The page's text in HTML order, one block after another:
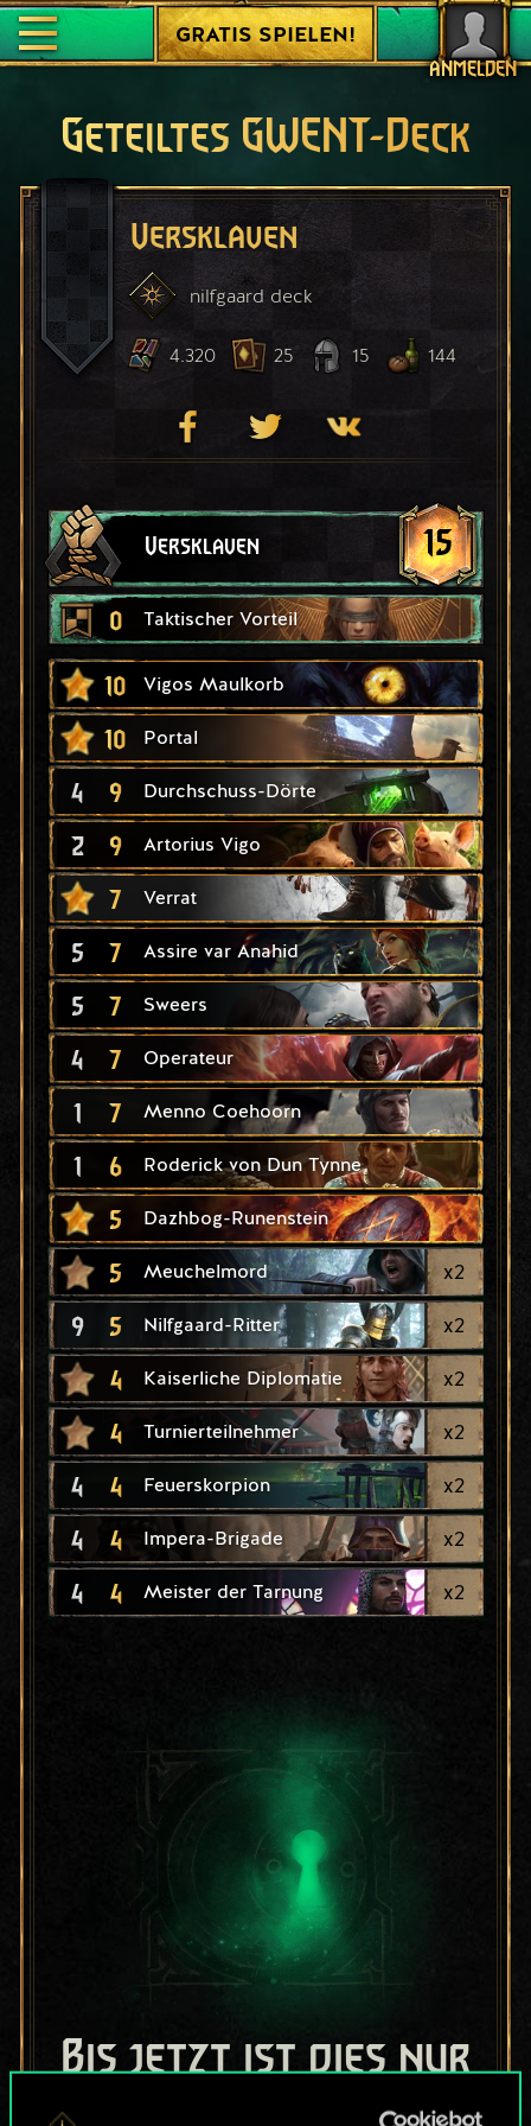
ANMELDEN
GRATIS SPIELEN!
Geteiltes GWENT-Deck
Versklaven
nilfgaard deck
4.320 25 15 144
Versklaven 15
0 Taktischer Vorteil
10 Vigos Maulkorb
10 Portal
4 9 Durchschuss-Dörte
2 9 Artorius Vigo
7 Verrat
5 7 Assire var Anahid
5 7 Sweers
4 7 Operateur
1 7 Menno Coehoorn
1 6 Roderick von Dun Tynne
5 Dazhbog-Runenstein
5 Meuchelmord x2
9 5 Nilfgaard-Ritter x2
4 Kaiserliche Diplomatie x2
4 Turnierteilnehmer x2
4 4 Feuerskorpion x2
4 4 Impera-Brigade x2
4 4 Meister der Tarnung x2
Bis jetzt ist dies nur
ein geteilter Satz